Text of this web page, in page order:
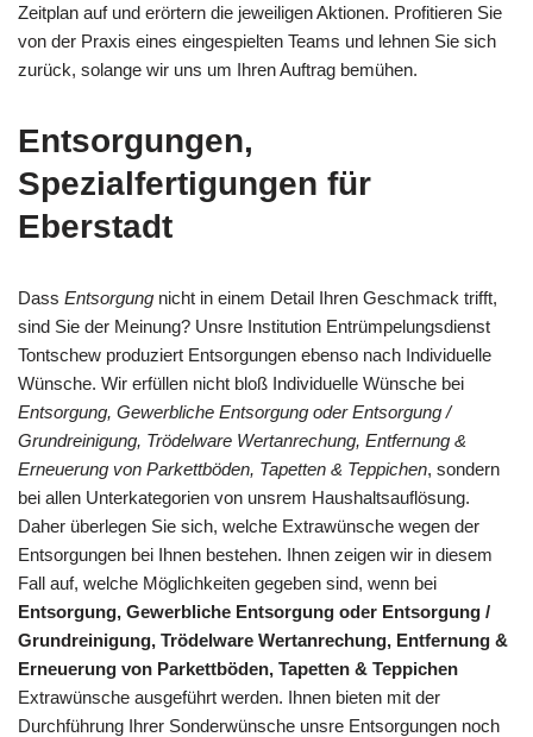
Zeitplan auf und erörtern die jeweiligen Aktionen. Profitieren Sie
von der Praxis eines eingespielten Teams und lehnen Sie sich
zurück, solange wir uns um Ihren Auftrag bemühen.
Entsorgungen,
Spezialfertigungen für
Eberstadt
Dass Entsorgung nicht in einem Detail Ihren Geschmack trifft,
sind Sie der Meinung? Unsre Institution Entrümpelungsdienst
Tontschew produziert Entsorgungen ebenso nach Individuelle
Wünsche. Wir erfüllen nicht bloß Individuelle Wünsche bei
Entsorgung, Gewerbliche Entsorgung oder Entsorgung /
Grundreinigung, Trödelware Wertanrechung, Entfernung &
Erneuerung von Parkettböden, Tapetten & Teppichen, sondern
bei allen Unterkategorien von unsrem Haushaltsauflösung.
Daher überlegen Sie sich, welche Extrawünsche wegen der
Entsorgungen bei Ihnen bestehen. Ihnen zeigen wir in diesem
Fall auf, welche Möglichkeiten gegeben sind, wenn bei
Entsorgung, Gewerbliche Entsorgung oder Entsorgung /
Grundreinigung, Trödelware Wertanrechung, Entfernung &
Erneuerung von Parkettböden, Tapetten & Teppichen
Extrawünsche ausgeführt werden. Ihnen bieten mit der
Durchführung Ihrer Sonderwünsche unsre Entsorgungen noch